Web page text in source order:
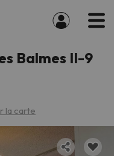
Balmes II-9
la carte